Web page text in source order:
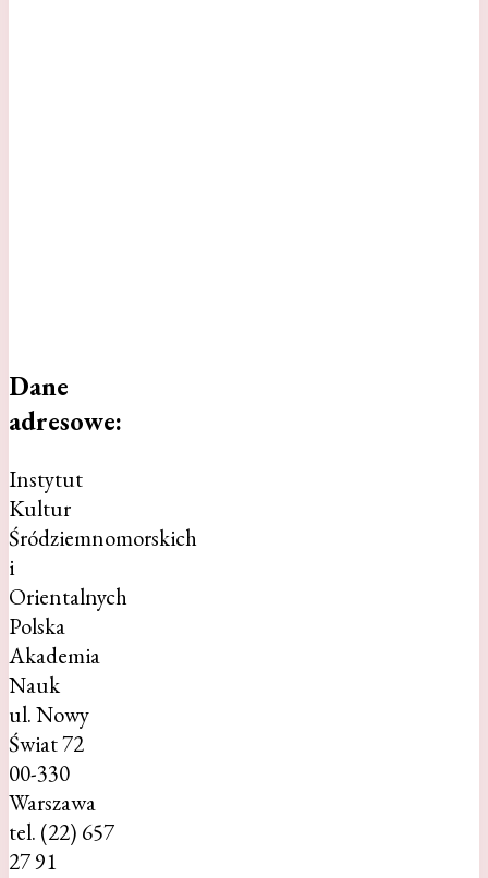
Dane
adresowe:
Instytut
Kultur
Śródziemnomorskich
i
Orientalnych
Polska
Akademia
Nauk
ul. Nowy
Świat 72
00-330
Warszawa
tel. (22) 657
27 91